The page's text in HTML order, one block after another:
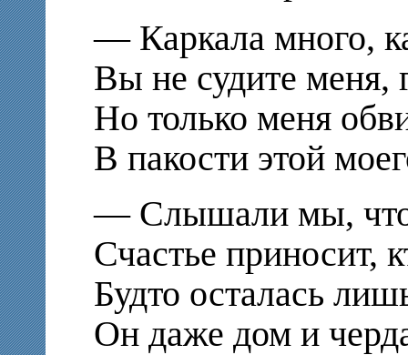
— Каркала много,
Вы не судите меня,
Но только меня
В пакости этой
— Слышали мы, что
Счастье приносит,
Будто осталась
Он даже дом и